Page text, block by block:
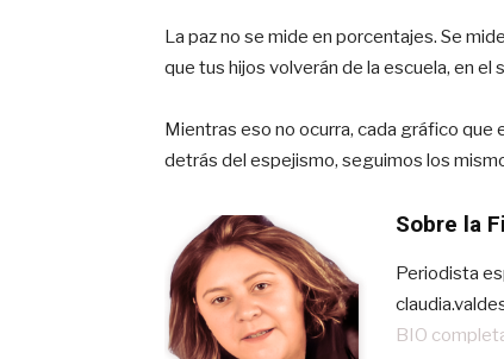
La paz no se mide en porcentajes. Se
que tus hijos volverán de la escuela, en el
Mientras eso no ocurra, cada gráfico
detrás del espejismo, seguimos los
Sobre la
Periodista
BIO